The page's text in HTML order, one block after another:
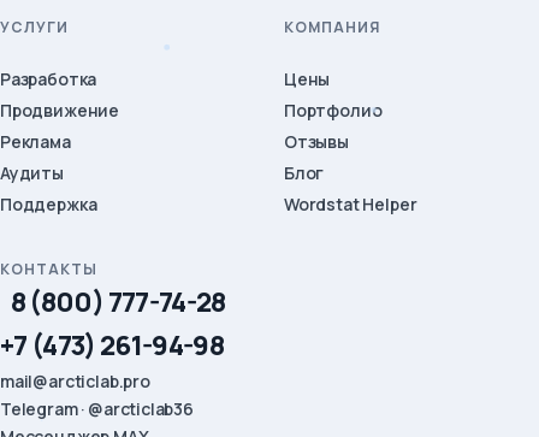
УСЛУГИ
Разработка
Продвижение
Реклама
Аудиты
Поддержка
КОМПАНИЯ
Цены
Портфолио
Отзывы
Блог
Wordstat Helper
КОНТАКТЫ
8 (800) 777-74-28
+7 (473) 261-94-98
mail@arcticlab.pro
Telegram · @arcticlab36